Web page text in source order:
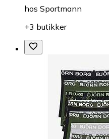
hos Sportmann
+3 butikker